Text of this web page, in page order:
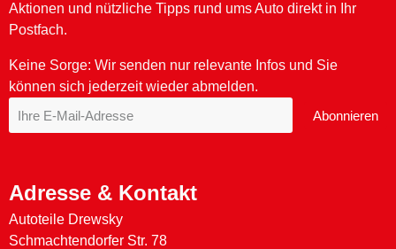
SONAX XTREME FoamInvasion Shampoo 1L
14,99 €
In den Warenkorb
SONAX FelgenBeast
13,99 €
Inhalt auswählen
SONAX XTREME FelgenReiniger
18,99 € 16,14 €
Inhalt auswählen
SONAX FelgenStar
12,95 €
In den Warenkorb
AntiFrost+KlarSicht bis -18 °C Ice-fresh
13,99 €
In den Warenkorb 17,99 €
In den Warenkorb
AntiFrost+KlarSicht bis -18 °C Green Forest
13,99 €
In den Warenkorb 18,99 €
In den Warenkorb
ScheibenReiniger Konzentrat Lemon Rocks
11,79 €
In den Warenkorb 8,79 €
In den Warenkorb
Aktionen und nützliche Tipps rund ums Auto direkt in Ihr
Postfach.
Keine Sorge: Wir senden nur relevante Infos und Sie
können sich jederzeit wieder abmelden.
Abonnieren
Adresse & Kontakt
Autoteile Drewsky
Schmachtendorfer Str. 78